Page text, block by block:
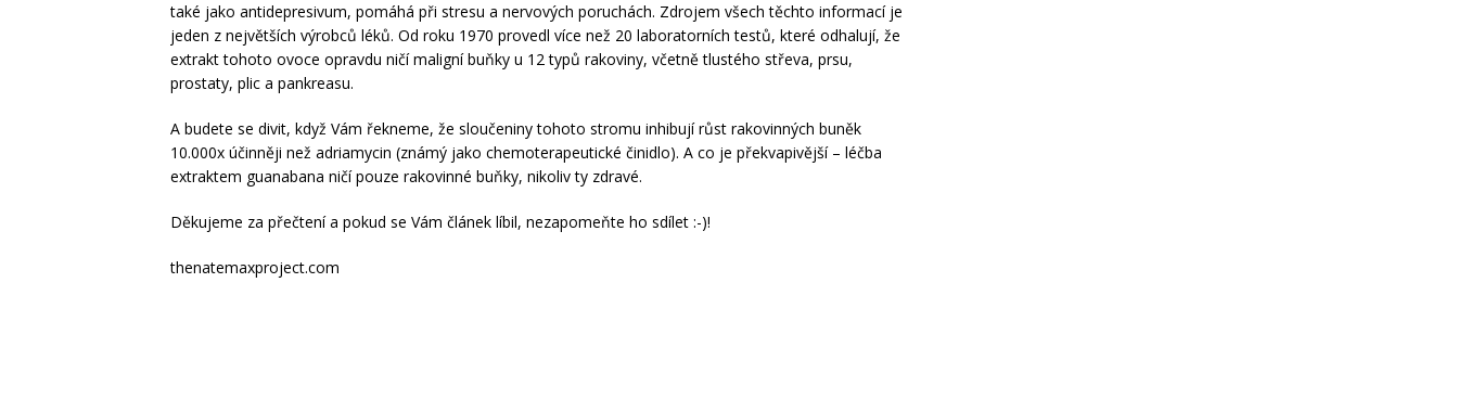
také jako antidepresivum, pomáhá při stresu a nervových poruchách. Zdrojem všech těchto informací je
jeden z největších výrobců léků. Od roku 1970 provedl více než 20 laboratorních testů, které odhalují, že
extrakt tohoto ovoce opravdu ničí maligní buňky u 12 typů rakoviny, včetně tlustého střeva, prsu,
prostaty, plic a pankreasu.
A budete se divit, když Vám řekneme, že sloučeniny tohoto stromu inhibují růst rakovinných buněk
10.000x účinněji než adriamycin (známý jako chemoterapeutické činidlo). A co je překvapivější – léčba
extraktem guanabana ničí pouze rakovinné buňky, nikoliv ty zdravé.
Děkujeme za přečtení a pokud se Vám článek líbil, nezapomeňte ho sdílet :-)!
thenatemaxproject.com